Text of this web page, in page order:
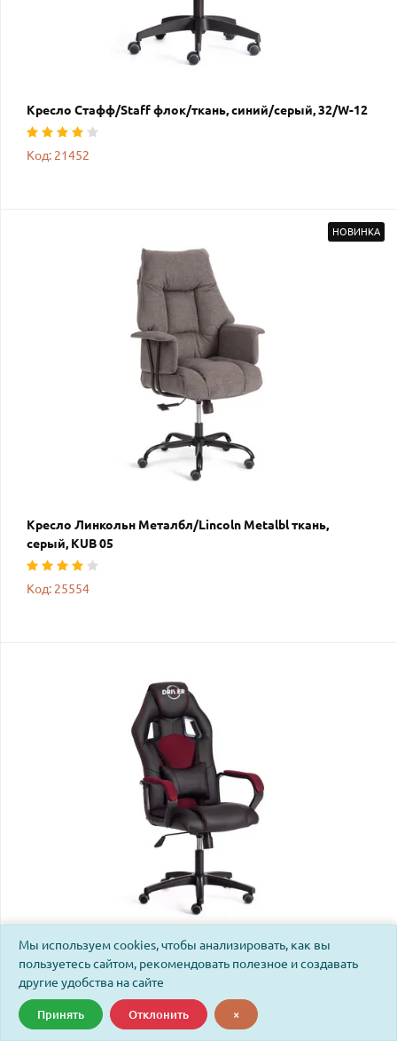
Кресло Стафф/Staff флок/ткань, синий/серый, 32/W-12
Код: 21452
НОВИНКА
Кресло Линкольн Металбл/Lincoln Metalbl ткань,
серый, KUB 05
Код: 25554
Кресло Драйвер/Driver (22) кож/зам/ткань, черный/
бордо, 36-6/TW-13
Код: 19299
Мы используем cookies, чтобы анализировать, как вы
пользуетесь сайтом, рекомендовать полезное и создавать
другие удобства на сайте
Принять Отклонить ×